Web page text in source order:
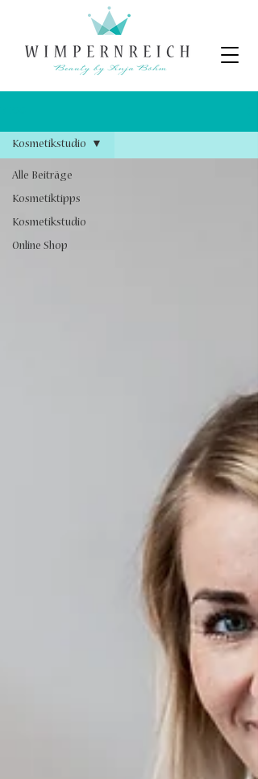
Alle Beiträge
Kosmetiktipps
Kosmetikstudio
Online Shop
Kosmetikstudio